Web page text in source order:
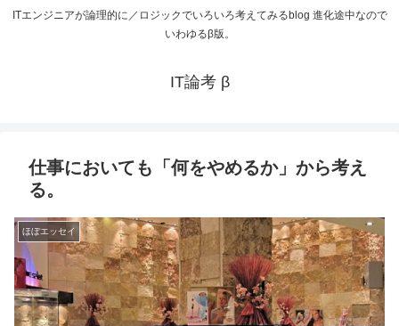
ITエンジニアが論理的に／ロジックでいろいろ考えてみるblog 進化途中なので
いわゆるβ版。
IT論考 β
仕事においても「何をやめるか」から考え
る。
ほぼエッセイ